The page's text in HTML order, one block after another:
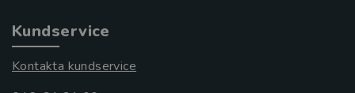
Kundservice
Kontakta kundservice